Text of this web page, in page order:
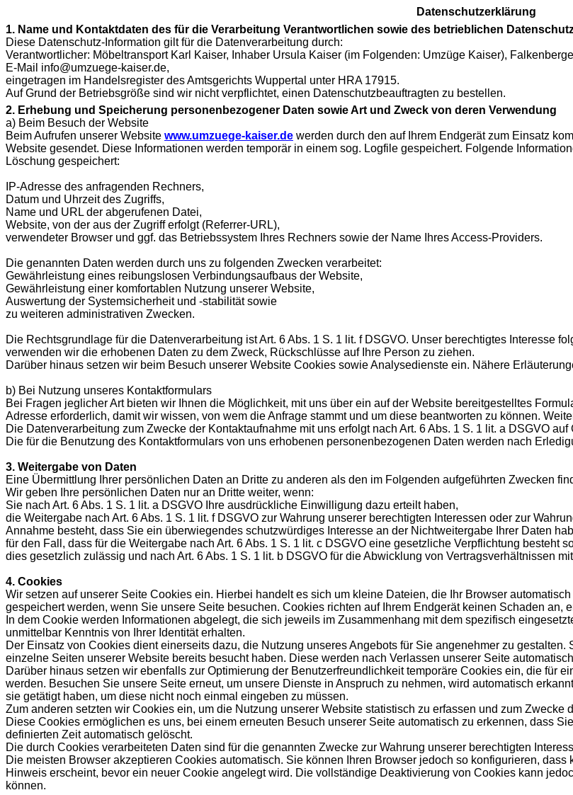
Datenschutzerklärung
1. Name und Kontaktdaten des für die Verarbeitung Verantwortlichen sowie des betrieblichen
Diese Datenschutz-Information gilt für die Datenverarbeitung durch:
Verantwortlicher: Möbeltransport Karl Kaiser, Inhaber Ursula Kaiser (im Folgenden: Umzüge Kaiser),
E-Mail info@umzuege-kaiser.de,
eingetragen im Handelsregister des Amtsgerichts Wuppertal unter HRA 17915.
Auf Grund der Betriebsgröße sind wir nicht verpflichtet, einen Datenschutzbeauftragten zu bestellen.
2. Erhebung und Speicherung personenbezogener Daten sowie Art und Zweck von deren Verwendung
a) Beim Besuch der Website
Beim Aufrufen unserer Website www.umzuege-kaiser.de werden durch den auf Ihrem Endgerät zum Einsatz
Website gesendet. Diese Informationen werden temporär in einem sog. Logfile gespeichert. Folgende
Löschung gespeichert:
IP-Adresse des anfragenden Rechners,
Datum und Uhrzeit des Zugriffs,
Name und URL der abgerufenen Datei,
Website, von der aus der Zugriff erfolgt (Referrer-URL),
verwendeter Browser und ggf. das Betriebssystem Ihres Rechners sowie der Name Ihres Access-Providers.
Die genannten Daten werden durch uns zu folgenden Zwecken verarbeitet:
Gewährleistung eines reibungslosen Verbindungsaufbaus der Website,
Gewährleistung einer komfortablen Nutzung unserer Website,
Auswertung der Systemsicherheit und -stabilität sowie
zu weiteren administrativen Zwecken.
Die Rechtsgrundlage für die Datenverarbeitung ist Art. 6 Abs. 1 S. 1 lit. f DSGVO. Unser berechtigtes Interesse
verwenden wir die erhobenen Daten zu dem Zweck, Rückschlüsse auf Ihre Person zu ziehen.
Darüber hinaus setzen wir beim Besuch unserer Website Cookies sowie Analysedienste ein. Nähere
b) Bei Nutzung unseres Kontaktformulars
Bei Fragen jeglicher Art bieten wir Ihnen die Möglichkeit, mit uns über ein auf der Website bereitgestelltes
Adresse erforderlich, damit wir wissen, von wem die Anfrage stammt und um diese beantworten zu können.
Die Datenverarbeitung zum Zwecke der Kontaktaufnahme mit uns erfolgt nach Art. 6 Abs. 1 S. 1 lit. a DSGVO
Die für die Benutzung des Kontaktformulars von uns erhobenen personenbezogenen Daten werden nach
3. Weitergabe von Daten
Eine Übermittlung Ihrer persönlichen Daten an Dritte zu anderen als den im Folgenden aufgeführten Zwecken
Wir geben Ihre persönlichen Daten nur an Dritte weiter, wenn:
Sie nach Art. 6 Abs. 1 S. 1 lit. a DSGVO Ihre ausdrückliche Einwilligung dazu erteilt haben,
die Weitergabe nach Art. 6 Abs. 1 S. 1 lit. f DSGVO zur Wahrung unserer berechtigten Interessen oder zur
Annahme besteht, dass Sie ein überwiegendes schutzwürdiges Interesse an der Nichtweitergabe Ihrer Daten
für den Fall, dass für die Weitergabe nach Art. 6 Abs. 1 S. 1 lit. c DSGVO eine gesetzliche Verpflichtung besteht
dies gesetzlich zulässig und nach Art. 6 Abs. 1 S. 1 lit. b DSGVO für die Abwicklung von Vertragsverhältnissen
4. Cookies
Wir setzen auf unserer Seite Cookies ein. Hierbei handelt es sich um kleine Dateien, die Ihr Browser
gespeichert werden, wenn Sie unsere Seite besuchen. Cookies richten auf Ihrem Endgerät keinen Schaden an,
In dem Cookie werden Informationen abgelegt, die sich jeweils im Zusammenhang mit dem spezifisch
unmittelbar Kenntnis von Ihrer Identität erhalten.
Der Einsatz von Cookies dient einerseits dazu, die Nutzung unseres Angebots für Sie angenehmer zu
einzelne Seiten unserer Website bereits besucht haben. Diese werden nach Verlassen unserer Seite
Darüber hinaus setzen wir ebenfalls zur Optimierung der Benutzerfreundlichkeit temporäre Cookies ein, die für
werden. Besuchen Sie unsere Seite erneut, um unsere Dienste in Anspruch zu nehmen, wird automatisch
sie getätigt haben, um diese nicht noch einmal eingeben zu müssen.
Zum anderen setzten wir Cookies ein, um die Nutzung unserer Website statistisch zu erfassen und zum
Diese Cookies ermöglichen es uns, bei einem erneuten Besuch unserer Seite automatisch zu erkennen, dass
definierten Zeit automatisch gelöscht.
Die durch Cookies verarbeiteten Daten sind für die genannten Zwecke zur Wahrung unserer berechtigten
Die meisten Browser akzeptieren Cookies automatisch. Sie können Ihren Browser jedoch so konfigurieren,
Hinweis erscheint, bevor ein neuer Cookie angelegt wird. Die vollständige Deaktivierung von Cookies kann
können.